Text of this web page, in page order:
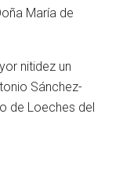
María de
nitidez un
Sánchez-
de Loeches del